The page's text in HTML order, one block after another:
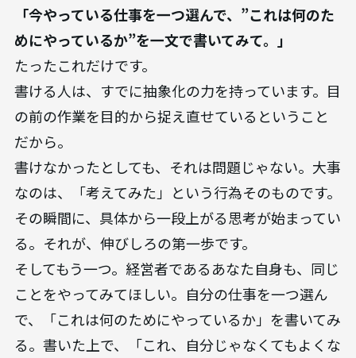
「今やっている仕事を一つ選んで、”これは何のた
めにやっているか”を一文で書いてみて。」
たったこれだけです。
書ける人は、すでに抽象化の力を持っています。目
の前の作業を目的から捉え直せているということ
だから。
書けなかったとしても、それは問題じゃない。大事
なのは、「考えてみた」という行為そのものです。
その瞬間に、具体から一段上がる思考が始まってい
る。それが、伸びしろの第一歩です。
そしてもう一つ。経営者であるあなた自身も、同じ
ことをやってみてほしい。自分の仕事を一つ選ん
で、「これは何のためにやっているか」を書いてみ
る。書いた上で、「これ、自分じゃなくてもよくな